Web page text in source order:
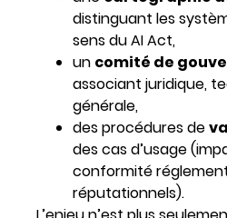
distinguant les
sens du AI Act,
un comité de
associant juridique,
générale,
des procédures de
des cas d’usage
conformité
réputationnels).